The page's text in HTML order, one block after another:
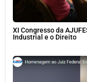
XI Congresso da
Industrial e o Direito